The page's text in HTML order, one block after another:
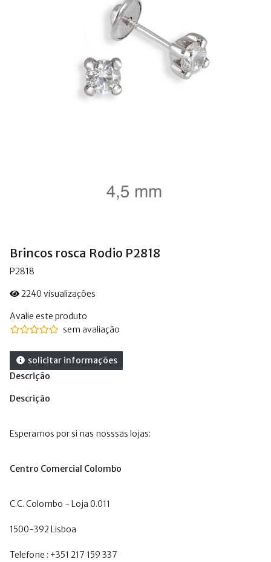
Brincos rosca Rodio P2818
P2818
2240 visualizações
Avalie este produto
sem avaliação
solicitar informações
Descrição
Descrição
Esperamos por si nas nosssas lojas:
Centro Comercial Colombo
C.C. Colombo - Loja 0.011
1500-392 Lisboa
Telefone : +351 217 159 337